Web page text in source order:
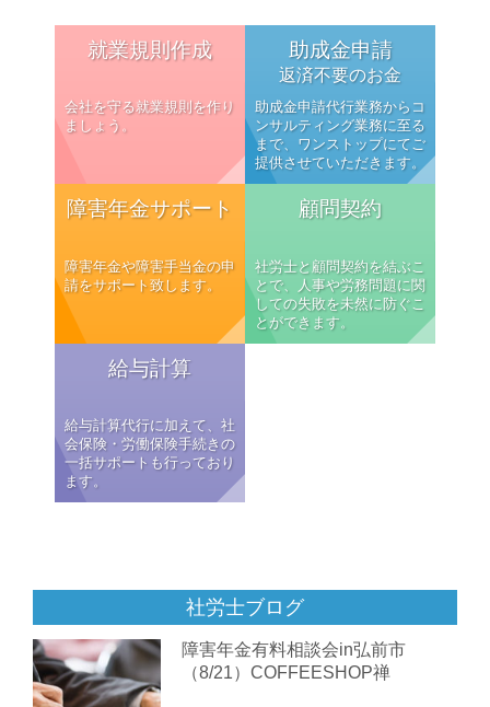
就業規則作成
会社を守る就業規則を作り
ましょう。
助成金申請
返済不要のお金
助成金申請代行業務からコ
ンサルティング業務に至る
まで、ワンストップにてご
提供させていただきます。
障害年金サポート
障害年金や障害手当金の申
請をサポート致します。
顧問契約
社労士と顧問契約を結ぶこ
とで、人事や労務問題に関
しての失敗を未然に防ぐこ
とができます。
給与計算
給与計算代行に加えて、社
会保険・労働保険手続きの
一括サポートも行っており
ます。
社労士ブログ
障害年金有料相談会in弘前市
（8/21）COFFEESHOP禅